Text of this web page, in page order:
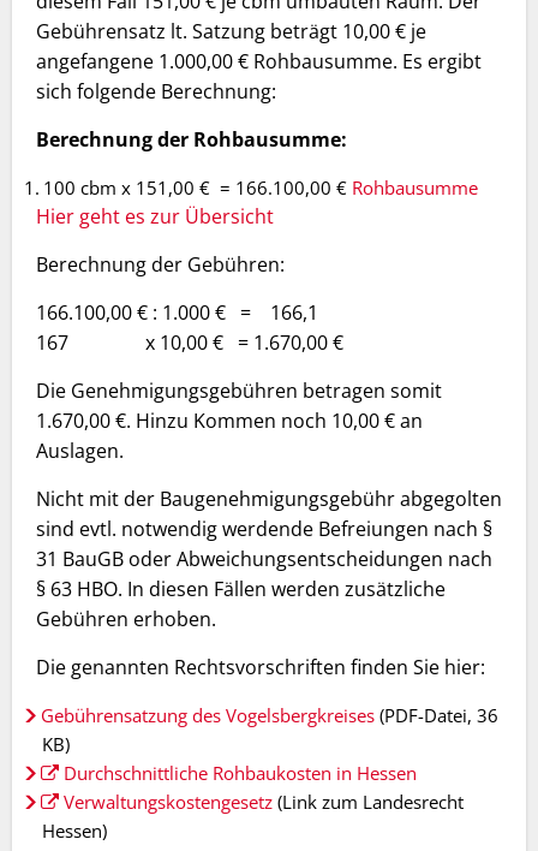
Gebührensatz lt. Satzung beträgt 10,00 € je
angefangene 1.000,00 € Rohbausumme. Es ergibt
sich folgende Berechnung:
Berechnung der Rohbausumme:
100 cbm x 151,00 € = 166.100,00 € Rohbausumme
Hier geht es zur Übersicht
Berechnung der Gebühren:
166.100,00 € : 1.000 € = 166,1
167 x 10,00 € = 1.670,00 €
Die Genehmigungsgebühren betragen somit
1.670,00 €. Hinzu Kommen noch 10,00 € an
Auslagen.
Nicht mit der Baugenehmigungsgebühr abgegolten
sind evtl. notwendig werdende Befreiungen nach §
31 BauGB oder Abweichungsentscheidungen nach
§ 63 HBO. In diesen Fällen werden zusätzliche
Gebühren erhoben.
Die genannten Rechtsvorschriften finden Sie hier:
Gebührensatzung des Vogelsbergkreises (PDF-Datei, 36
KB)
Durchschnittliche Rohbaukosten in Hessen
Verwaltungskostengesetz (Link zum Landesrecht
Hessen)